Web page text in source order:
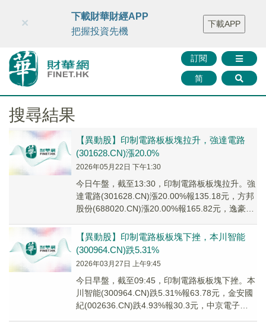
財華智庫網 FINTV FINMETA 財華證券 媒體矩陣
智庫沙龍
聯絡我們
訂閱
简
×
下載財華財經APP
把握投資先機
下載APP
搜尋結果
【異動股】印制電路板板塊拉升，強達電路
(301628.CN)漲20.0%
2026年05月22日 下午1:30
今日午盤，截至13:30，印制電路板板塊拉升。強
達電路(301628.CN)漲20.00%報135.18元，方邦
股份(688020.CN)漲20.00%報165.82元，逸豪新
【異動股】印制電路板板塊下挫，本川智能
(300964.CN)跌5.31%
2026年03月27日 上午9:45
今日早盤，截至09:45，印制電路板板塊下挫。本
川智能(300964.CN)跌5.31%報63.78元，金安國
紀(002636.CN)跌4.93%報30.3元，中京電子